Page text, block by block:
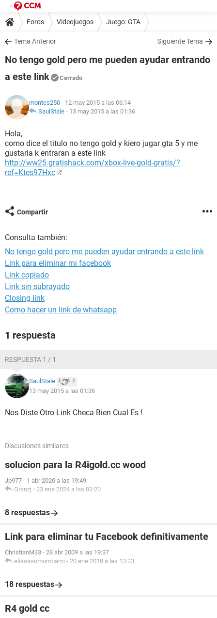
Foros Videojuegos Juego: GTA
Tema Anterior Siguiente Tema
No tengo gold pero me pueden ayudar entrando
a este link
Cerrado
montes250 - 12 may 2015 a las 06:14
SaulStale - 13 may 2015 a las 01:36
Hola,
como dice el titulo no tengo gold y kiero jugar gta 5 y me
gustaria k entraran a este link
http://ww25.gratishack.com/xbox-live-gold-gratis/?
ref=Ktes97Hxc
Compartir
Consulta también:
No tengo gold pero me pueden ayudar entrando a este link
Link para eliminar mi facebook
Link copiado
Link sin subrayado
Closing link
Como hacer un link de whatsapp
1 respuesta
RESPUESTA 1 / 1
SaulStale 2
13 may 2015 a las 01:36
Nos Diste Otro Link Checa Bien Cual Es !
Discusiones similares
solucion para la R4igold.cc wood
Jp977 - 1 abr 2020 a las 19:49
Granzj - 23 ene 2024 a las 03:20
8 respuestas
Link para eliminar tu Facebook definitivamente
ChristianM33 - 28 abr 2009 a las 19:37
eliasasumumbami - 20 ene 2018 a las 13:23
18 respuestas
R4 gold cc